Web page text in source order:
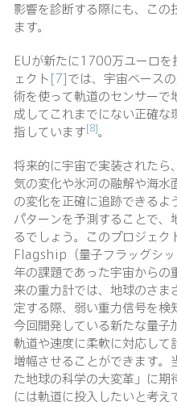
影響を診断する際にも、こ
ます。
EUが新たに1700万ユーロ
ェクト[7]では、宇宙ベース
術を使って軌道のセンサー
成してこれまでにない正確な
指しています[8]。
将来的に宇宙で実装されたら
気の変化や氷河の融解や海水
の変化を正確に追跡できる
パターンを予測することで
るでしょう。このプロジェ
Flagship（量子フラッグシ
年の課題であった宇宙から
来の重力計では、地球のさ
定する際、弱い重力信号を
今回開発している新たな量子
軌道や速度に柔軟に対応して
増幅させることができます。
た地球の科学の大変革」に
には軌道に投入したいと考え